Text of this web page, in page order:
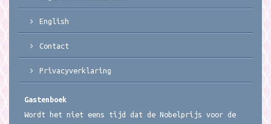
English
Contact
Privacyverklaring
Gastenboek
Wordt het niet eens tijd dat de Nobelprijs voor de